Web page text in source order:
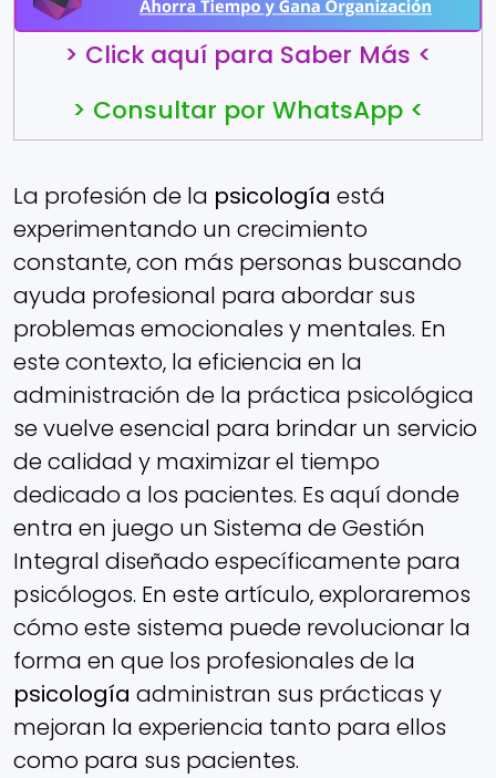
> Click aquí para Saber Más <
> Consultar por WhatsApp <
La profesión de la psicología está
experimentando un crecimiento
constante, con más personas buscando
ayuda profesional para abordar sus
problemas emocionales y mentales. En
este contexto, la eficiencia en la
administración de la práctica psicológica
se vuelve esencial para brindar un servicio
de calidad y maximizar el tiempo
dedicado a los pacientes. Es aquí donde
entra en juego un Sistema de Gestión
Integral diseñado específicamente para
psicólogos. En este artículo, exploraremos
cómo este sistema puede revolucionar la
forma en que los profesionales de la
psicología administran sus prácticas y
mejoran la experiencia tanto para ellos
como para sus pacientes.